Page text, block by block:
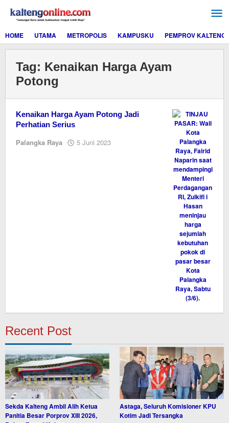
konten
HOME
UTAMA METROPOLIS KAMPUSKU PEMPROV KALTENG
Tag: Kenaikan Harga Ayam
Potong
Kenaikan Harga Ayam Potong Jadi
Perhatian Serius
Palangka Raya 5 Juni 2023
Recent Post
Sekda Kalteng Ambil Alih Ketua
Panitia Besar Porprov XIII 2026,
Astaga, Seluruh Komisioner KPU
Kotim Jadi Tersangka